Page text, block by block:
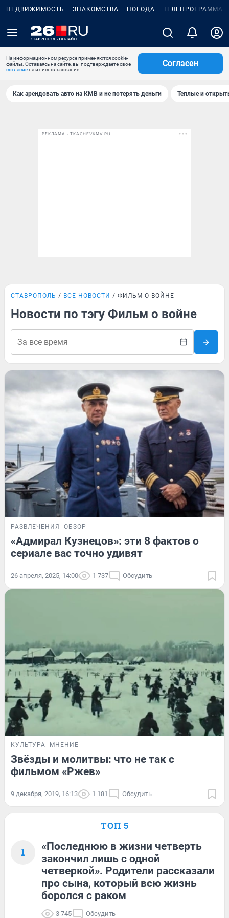
НЕДВИЖИМОСТЬ ЗНАКОМСТВА ПОГОДА ТЕЛЕПРОГРАММА
На информационном ресурсе применяются cookie-
файлы. Оставаясь на сайте, вы подтверждаете свое
согласиена их использование.
Согласен
Как арендовать авто на КМВ и не потерять деньги Теплые и
РЕКЛАМА • TKACHEVKMV.RU
СТАВРОПОЛЬ ВСЕ НОВОСТИ ФИЛЬМ О ВОЙНЕ
Новости по тэгу Фильм о войне
РАЗВЛЕЧЕНИЯ ОБЗОР
«Адмирал Кузнецов»: эти 8 фактов о
сериале вас точно удивят
26 апреля, 2025, 14:00 1 737 Обсудить
КУЛЬТУРА МНЕНИЕ
Звёзды и молитвы: что не так с
фильмом «Ржев»
9 декабря, 2019, 16:13 1 181 Обсудить
ТОП 5
1
«Последнюю в жизни четверть
закончил лишь с одной
четверкой». Родители рассказали
про сына, который всю жизнь
боролся с раком
3 745 Обсудить